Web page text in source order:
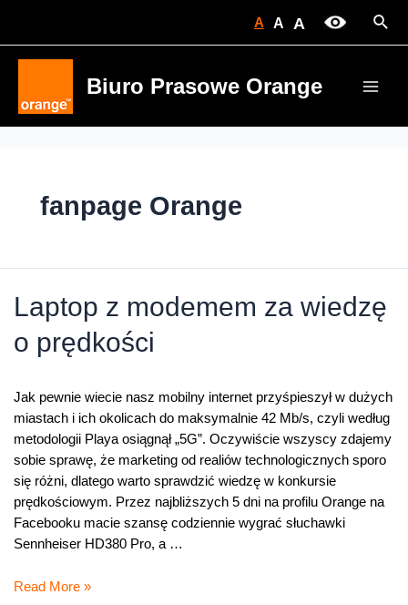
A A A
Biuro Prasowe Orange
fanpage Orange
Laptop z modemem za wiedzę
o prędkości
Jak pewnie wiecie nasz mobilny internet przyśpieszył w dużych
miastach i ich okolicach do maksymalnie 42 Mb/s, czyli według
metodologii Playa osiągnął „5G”. Oczywiście wszyscy zdajemy
sobie sprawę, że marketing od realiów technologicznych sporo
się różni, dlatego warto sprawdzić wiedzę w konkursie
prędkościowym. Przez najbliższych 5 dni na profilu Orange na
Facebooku macie szansę codziennie wygrać słuchawki
Sennheiser HD380 Pro, a …
Laptop
Read More »